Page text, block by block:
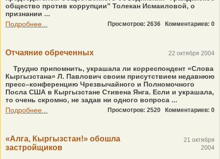
общество против коррупции” Толекан Исмаиловой, о
признании ...
Подробнее...
Просмотров: 2636 Комментариев: 0
Отчаяние обреченных 22 октября 2004
Трудно припомнить, украшала ли корреспондент «Слова
Кыргызстана» Л. Павлович своим присутствием недавнюю
пресс–конференцию Чрезвычайного и Полномочного
Посла США в Кыргызстане Стивена Янга. Если и украшала,
то очень скромно, не задав ни одного вопроса ...
Подробнее...
Просмотров: 2520 Комментариев: 0
«Алга, Кыргызстан!» обошла
застройщиков
21 октября
2004